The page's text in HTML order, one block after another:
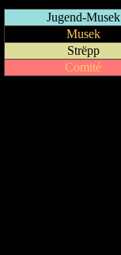
Jugend-Musek
Musek
Strëpp
Comité